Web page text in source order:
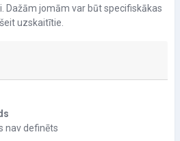
Dažām jomām var būt specifiskākas
uzskaitītie.
nav definēts